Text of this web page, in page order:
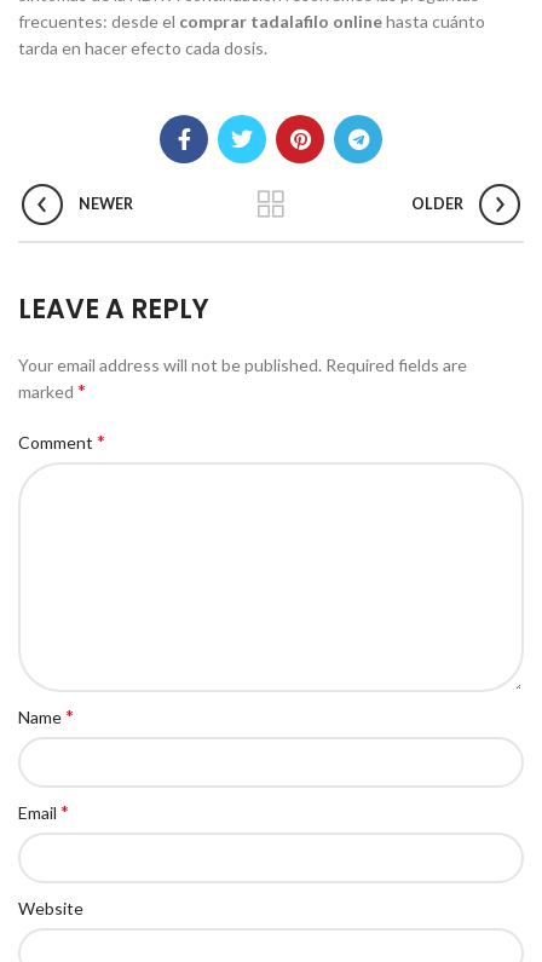
frecuentes: desde el comprar tadalafilo onlinehasta cuánto
tarda en hacer efecto cada dosis.
NEWER OLDER
LEAVE A REPLY
Your email address will not be published. Required fields are
marked *
Comment *
Name*
Email *
Website